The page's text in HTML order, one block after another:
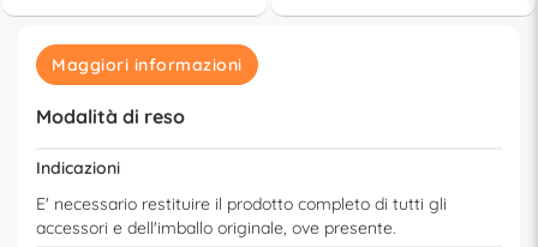
Maggiori informazioni
Modalità di reso
Indicazioni
E' necessario restituire il prodotto completo di tutti gli
accessori e dell'imballo originale, ove presente.